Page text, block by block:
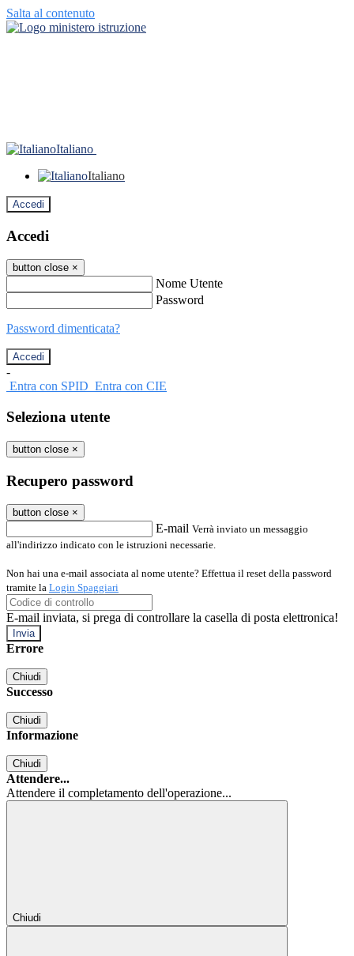
Salta al contenuto
Italiano
Italiano
Accedi
Accedi
button close ×
Nome Utente
Password
Password dimenticata?
-
Entra con SPID Entra con CIE
Seleziona utente
button close ×
Recupero password
button close ×
E-mail Verrà inviato un messaggio
all'indirizzo indicato con le istruzioni necessarie.
Non hai una e-mail associata al nome utente? Effettua il reset della password
tramite la Login Spaggiari
E-mail inviata, si prega di controllare la casella di posta elettronica!
Errore
Chiudi
Successo
Chiudi
Informazione
Chiudi
Attendere...
Attendere il completamento dell'operazione...
Chiudi